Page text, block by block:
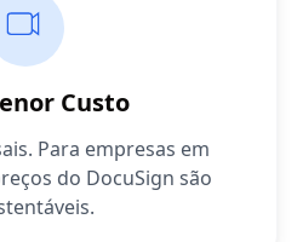
Custo
Para empresas em
do DocuSign são